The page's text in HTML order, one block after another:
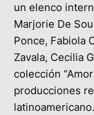
un elenco
Marjorie De
Ponce, Fabiola
Zavala, Cecilia
colección
producciones
latinoamericano.